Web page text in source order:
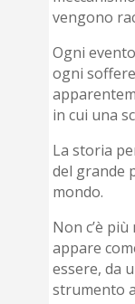
vengono
Ogni
ogni
in cui una
La storia
del grande
mondo.
Non c’è
appare
essere, da
strumento